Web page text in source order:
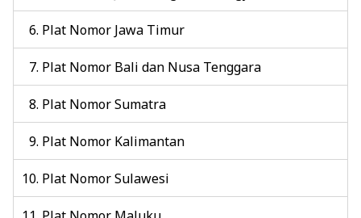
Plat Nomor Jawa Timur
Plat Nomor Bali dan Nusa Tenggara
Plat Nomor Sumatra
Plat Nomor Kalimantan
Plat Nomor Sulawesi